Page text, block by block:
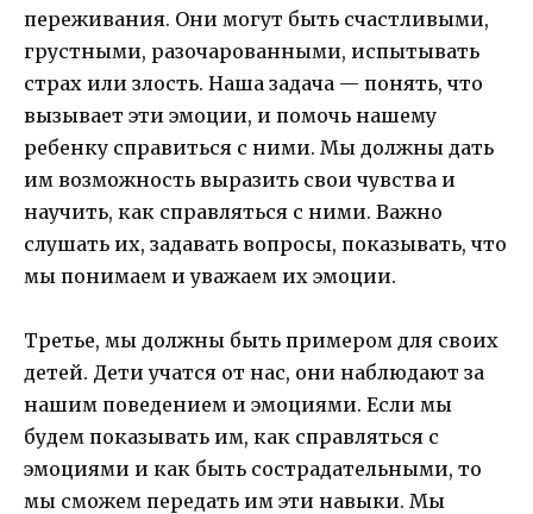
переживания. Они могут быть счастливыми,
грустными, разочарованными, испытывать
страх или злость. Наша задача — понять, что
вызывает эти эмоции, и помочь нашему
ребенку справиться с ними. Мы должны дать
им возможность выразить свои чувства и
научить, как справляться с ними. Важно
слушать их, задавать вопросы, показывать, что
мы понимаем и уважаем их эмоции.
Третье, мы должны быть примером для своих
детей. Дети учатся от нас, они наблюдают за
нашим поведением и эмоциями. Если мы
будем показывать им, как справляться с
эмоциями и как быть сострадательными, то
мы сможем передать им эти навыки. Мы